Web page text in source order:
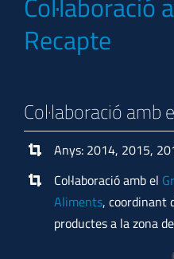
Recapte
Col·laboració amb
Anys: 2014, 2015,
Col·laboració amb el
Aliments, coordinant
productes a la zona